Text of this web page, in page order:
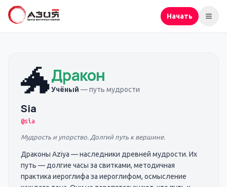
Начать
🐲Дракон
Учёный —путь мудрости
Sia
@sia
Мудрость и упорство. Долгий путь к вершине.
Драконы Aziya — наследники древней мудрости. Их
путь — долгие часы за свитками, методичная
практика иероглифа за иероглифом, осмысление